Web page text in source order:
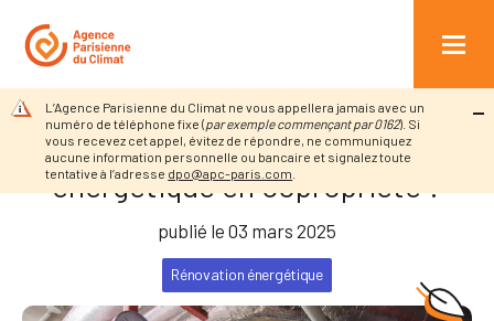
au contenu
L’Agence Parisienne du Climat ne vous appellera jamais avec un
numéro de téléphone fixe (par exemple commençant par 0162). Si
vous recevez cet appel, évitez de répondre, ne communiquez
aucune information personnelle ou bancaire et signalez toute
tentative à l’adresse dpo@apc-paris.com
Retour à l’accueil
Quel est le rôle du chauffagiste
dans un projet de rénovation
énergétique en copropriété ?
publié le 03 mars 2025
Rénovation énergétique